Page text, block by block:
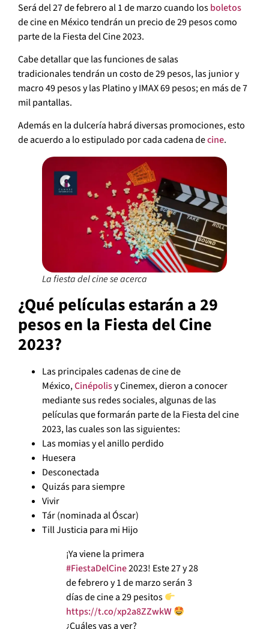
Será del 27 de febrero al 1 de marzo cuando losboletos
de cine en México tendrán un precio de 29 pesos como
parte de la Fiesta del Cine 2023.
Cabe detallar que las funciones de salas
tradicionales tendrán un costo de 29 pesos, las junior y
macro 49 pesos y las Platino y IMAX 69 pesos; en más de 7
mil pantallas.
Además en la dulcería habrá diversas promociones, esto
de acuerdo a lo estipulado por cada cadena decine.
La fiesta del cine se acerca
¿Qué películas estarán a 29
pesos en la Fiesta del Cine
2023?
Las principales cadenas de cine de
México,Cinépolisy Cinemex, dieron a conocer
mediante sus redes sociales, algunas de las
películas que formarán parte de la Fiesta del cine
2023, las cuales son las siguientes:
Las momias y el anillo perdido
Huesera
Desconectada
Quizás para siempre
Vivir
Tár (nominada al Óscar)
Till Justicia para mi Hijo
¡Ya viene la primera
#FiestaDelCine2023! Este 27 y 28
de febrero y 1 de marzo serán 3
días de cine a 29 pesitos
https://t.co/xp2a8ZZwkW
¿Cuáles vas a ver?